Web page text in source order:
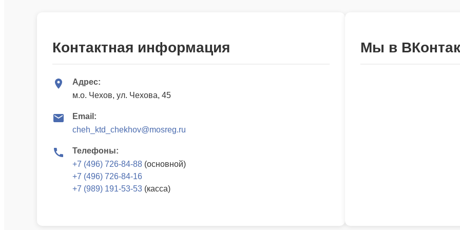
Контактная информация
Адрес:
м.о. Чехов, ул. Чехова, 45
Email:
cheh_ktd_chekhov@mosreg.ru
Телефоны:
+7 (496) 726-84-88 (основной)
+7 (496) 726-84-16
+7 (989) 191-53-53 (касса)
Мы в